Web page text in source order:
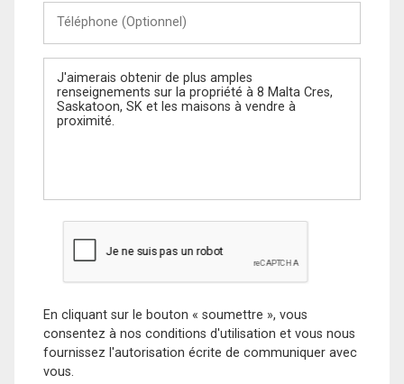
(Optionnel)
Message
En cliquant sur le bouton « soumettre », vous
consentez à nos conditions d'utilisation et vous nous
fournissez l'autorisation écrite de communiquer avec
vous.